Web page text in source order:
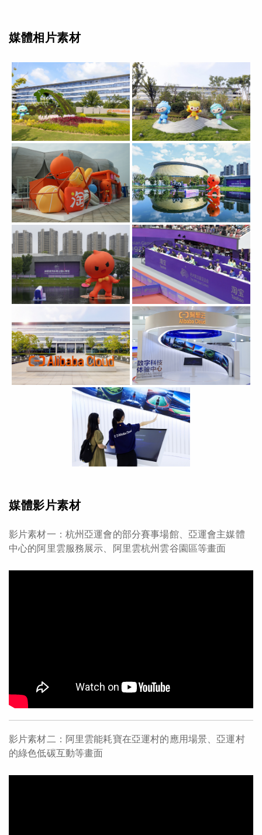
媒體相片素材
媒體影片素材
影片素材一：杭州亞運會的部分賽事場館、亞運會主媒體
中心的阿里雲服務展示、阿里雲杭州雲谷園區等畫面
影片素材二：阿里雲能耗寶在亞運村的應用場景、亞運村
的綠色低碳互動等畫面